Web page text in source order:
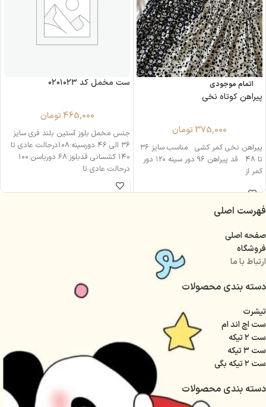
اتمام موجودی
پیراهن کوتاه نخی
375,000 تومان
پیراهن نخی کمر کشی مناسب سایز ۳۶
تا ۴۸ قد پیراهن ۹۶ دور سینه ۱۲۰ دور
کمر از
ست مخمل کد ۰۲۰۱۰۲۳
465,000 تومان
جنس مخمل بلوز آستین بلند فری سایز
۳۶ الی ۴۶ دورسینه:۱۰۸درحالت عادی تا
۱۴۰ کشسانی قدبلوز:۶۸ دورباسن:۱۰۰
درحالت عادی تا
فهرست اصلی
صفحه اصلی
فروشگاه
ارتباط با ما
دسته بندی محصولات
تیشرت
ست اچ اند ام
ست ۲ تیکه
ست ۳ تیکه
ست ۲ تیکه بگی
دسته بندی محصولات